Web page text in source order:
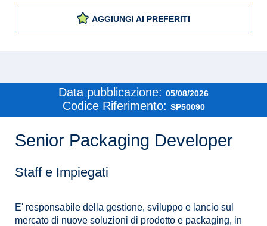
AGGIUNGI AI PREFERITI
Data pubblicazione: 05/08/2026
Codice Riferimento: SP50090
Senior Packaging Developer
Staff e Impiegati
E' responsabile della gestione, sviluppo e lancio sul
mercato di nuove soluzioni di prodotto e packaging, in